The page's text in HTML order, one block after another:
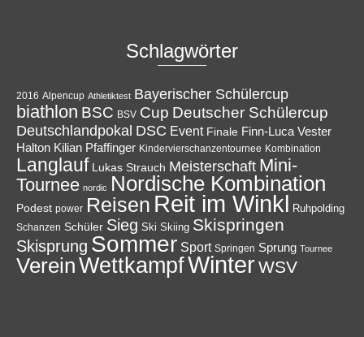
Schlagwörter
2016 Alpencup Athletiktest Bayerischer Schülercup
biathlon BSC BSV Cup Deutscher Schülercup
Deutschlandpokal DSC Event Finale Finn-Luca Vester
Halton Kilian Pfaffinger Kindervierschanzentournee Kombination
Langlauf Lukas Strauch Meisterschaft Mini-
Tournee nordic Nordische Kombination
Podest power Reisen Reit im Winkl Ruhpolding
Schanzen Schüler Sieg Ski Skiing Skispringen
Skisprung Sommer Sport Springen Sprung Tournee
VereinWettkampfWinterWSV